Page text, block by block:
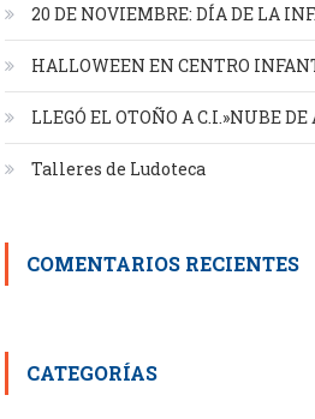
20 DE NOVIEMBRE: DÍA DE LA
HALLOWEEN EN CENTRO
LLEGÓ EL OTOÑO A C.I.»NUBE DE
Talleres de Ludoteca
COMENTARIOS RECIENTES
CATEGORÍAS